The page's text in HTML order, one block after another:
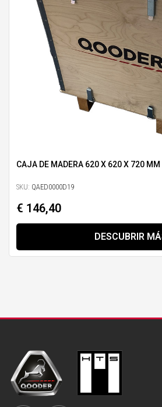
CAJA DE MADERA 620 X 620 X 720 MM
SKU: QAED0000D19
€ 146,40
DESCUBRIR